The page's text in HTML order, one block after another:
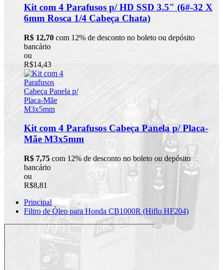
Kit com 4 Parafusos p/ HD SSD 3.5" (6#-32 X
6mm Rosca 1/4 Cabeça Chata)
R$ 12,70 com 12% de desconto no boleto ou depósito
bancário
ou
R$14,43
Kit com 4 Parafusos Cabeça Panela p/ Placa-
Mãe M3x5mm
R$ 7,75 com 12% de desconto no boleto ou depósito
bancário
ou
R$8,81
Principal
Filtro de Óleo para Honda CB1000R (Hiflo HF204)